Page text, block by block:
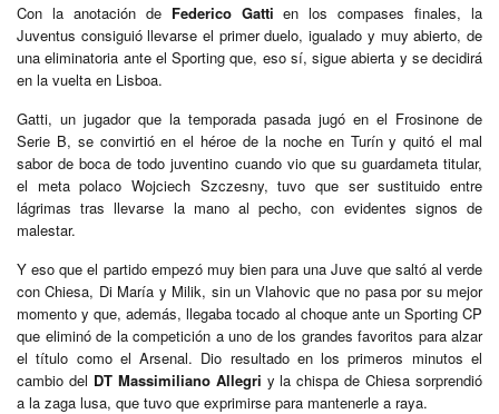
Con la anotación de Federico Gatti en los compases finales, la
Juventus consiguió llevarse el primer duelo, igualado y muy abierto, de
una eliminatoria ante el Sporting que, eso sí, sigue abierta y se decidirá
en la vuelta en Lisboa.
Gatti, un jugador que la temporada pasada jugó en el Frosinone de
Serie B, se convirtió en el héroe de la noche en Turín y quitó el mal
sabor de boca de todo juventino cuando vio que su guardameta titular,
el meta polaco Wojciech Szczesny, tuvo que ser sustituido entre
lágrimas tras llevarse la mano al pecho, con evidentes signos de
malestar.
Y eso que el partido empezó muy bien para una Juve que saltó al verde
con Chiesa, Di María y Milik, sin un Vlahovic que no pasa por su mejor
momento y que, además, llegaba tocado al choque ante un Sporting CP
que eliminó de la competición a uno de los grandes favoritos para alzar
el título como el Arsenal. Dio resultado en los primeros minutos el
cambio del DT Massimiliano Allegri y la chispa de Chiesa sorprendió
a la zaga lusa, que tuvo que exprimirse para mantenerle a raya.